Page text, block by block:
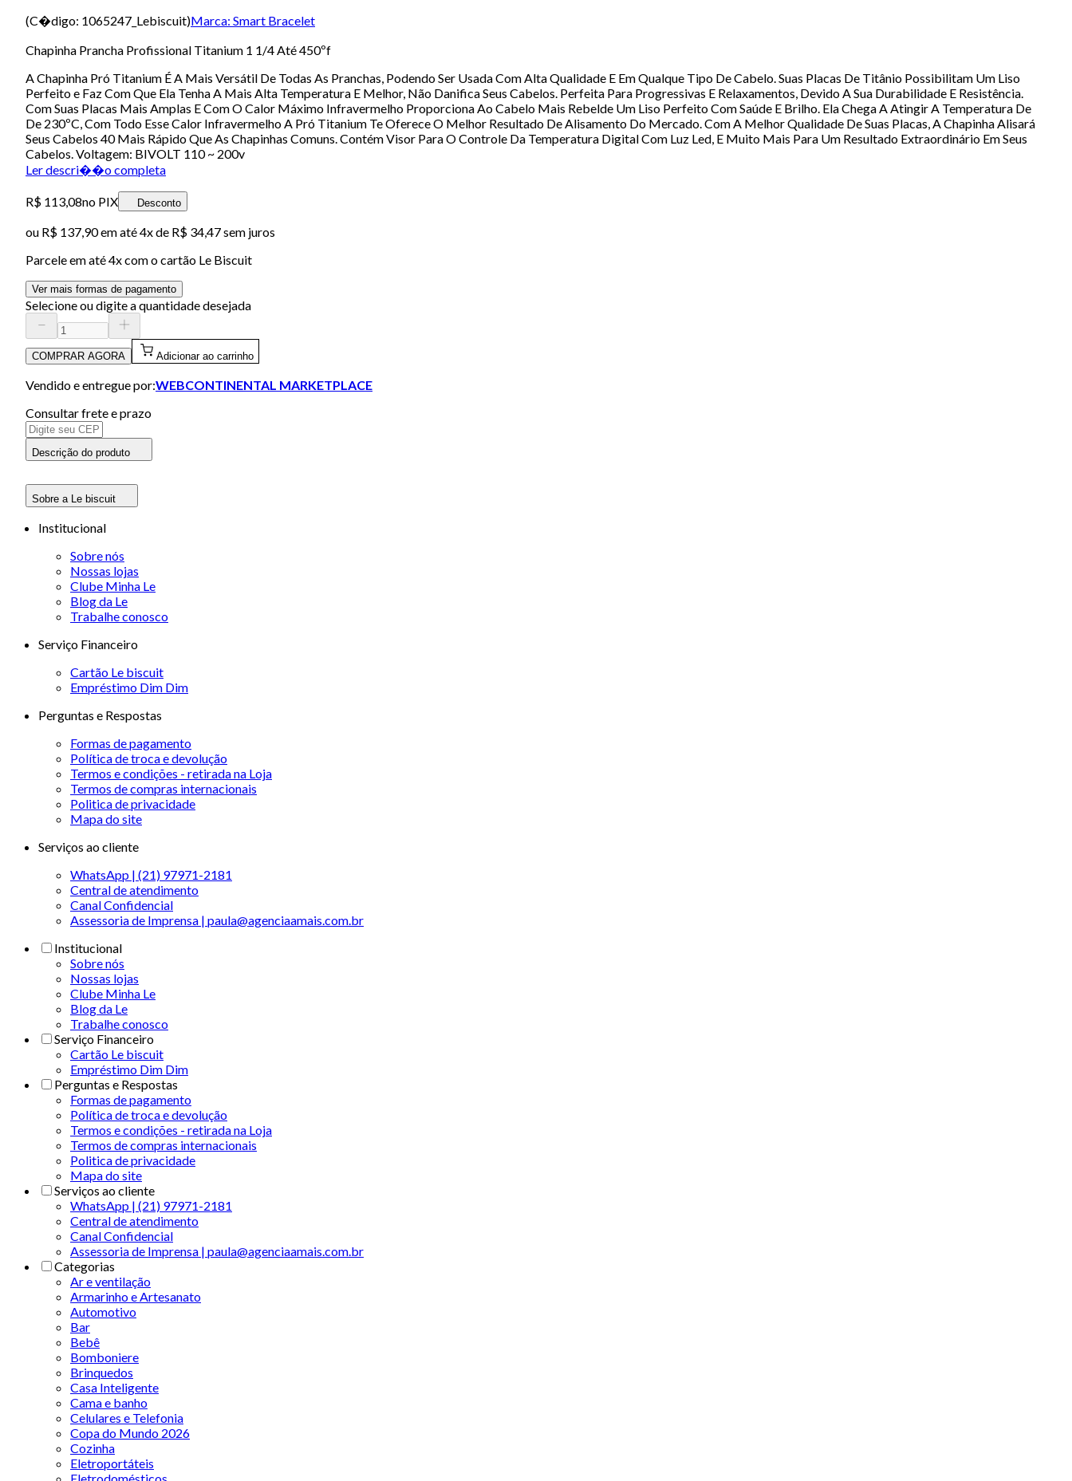
(C�digo: 1065247_Lebiscuit)Marca: Smart Bracelet
Chapinha Prancha Profissional Titanium 1 1/4 Até 450ºf
A Chapinha Pró Titanium É A Mais Versátil De Todas As Pranchas, Podendo Ser Usada Com Alta Qualidade E Em Qualque Tipo De Cabelo. Suas Placas De Titânio Possibilitam Um Liso
Perfeito e Faz Com Que Ela Tenha A Mais Alta Temperatura E Melhor, Não Danifica Seus Cabelos. Perfeita Para Progressivas E Relaxamentos, Devido A Sua Durabilidade E Resistência.
Com Suas Placas Mais Amplas E Com O Calor Máximo Infravermelho Proporciona Ao Cabelo Mais Rebelde Um Liso Perfeito Com Saúde E Brilho. Ela Chega A Atingir A Temperatura De
De 230ºC, Com Todo Esse Calor Infravermelho A Pró Titanium Te Oferece O Melhor Resultado De Alisamento Do Mercado. Com A Melhor Qualidade De Suas Placas, A Chapinha Alisará
Seus Cabelos 40 Mais Rápido Que As Chapinhas Comuns. Contém Visor Para O Controle Da Temperatura Digital Com Luz Led, E Muito Mais Para Um Resultado Extraordinário Em Seus
Cabelos. Voltagem: BIVOLT 110 ~ 200v
Ler descri��o completa
R$ 113,08no PIX Desconto
ou R$ 137,90em até4x de R$ 34,47 sem juros
Parcele em até4x com o cartão Le Biscuit
Ver mais formas de pagamento
Selecione ou digite a quantidade desejada
COMPRAR AGORA Adicionar ao carrinho
Vendido e entregue por:WEBCONTINENTAL MARKETPLACE
Consultar frete e prazo
Descrição do produto
Sobre a Le biscuit
Institucional
Sobre nós
Nossas lojas
Clube Minha Le
Blog da Le
Trabalhe conosco
Serviço Financeiro
Cartão Le biscuit
Empréstimo Dim Dim
Perguntas e Respostas
Formas de pagamento
Política de troca e devolução
Termos e condições - retirada na Loja
Termos de compras internacionais
Politica de privacidade
Mapa do site
Serviços ao cliente
WhatsApp | (21) 97971-2181
Central de atendimento
Canal Confidencial
Assessoria de Imprensa | paula@agenciaamais.com.br
Institucional
Sobre nós
Nossas lojas
Clube Minha Le
Blog da Le
Trabalhe conosco
Serviço Financeiro
Cartão Le biscuit
Empréstimo Dim Dim
Perguntas e Respostas
Formas de pagamento
Política de troca e devolução
Termos e condições - retirada na Loja
Termos de compras internacionais
Politica de privacidade
Mapa do site
Serviços ao cliente
WhatsApp | (21) 97971-2181
Central de atendimento
Canal Confidencial
Assessoria de Imprensa | paula@agenciaamais.com.br
Categorias
Ar e ventilação
Armarinho e Artesanato
Automotivo
Bar
Bebê
Bomboniere
Brinquedos
Casa Inteligente
Cama e banho
Celulares e Telefonia
Copa do Mundo 2026
Cozinha
Eletroportáteis